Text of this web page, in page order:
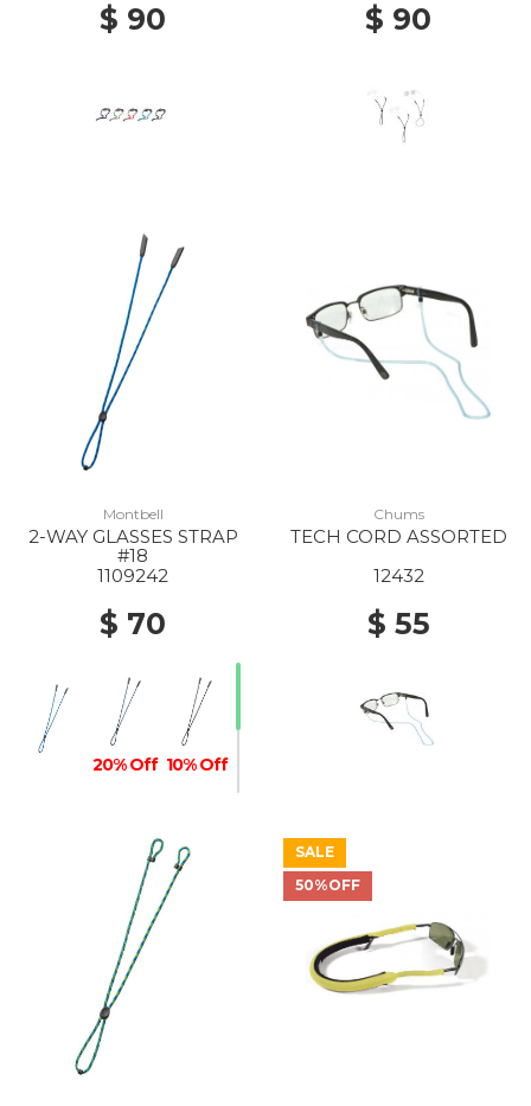
$ 90 $ 90
Montbell
2-WAY GLASSES STRAP
#18
1109242
$ 70
20% Off 10% Off
10% Off
Chums
TECH CORD ASSORTED
12432
$ 55
SALE
50%OFF